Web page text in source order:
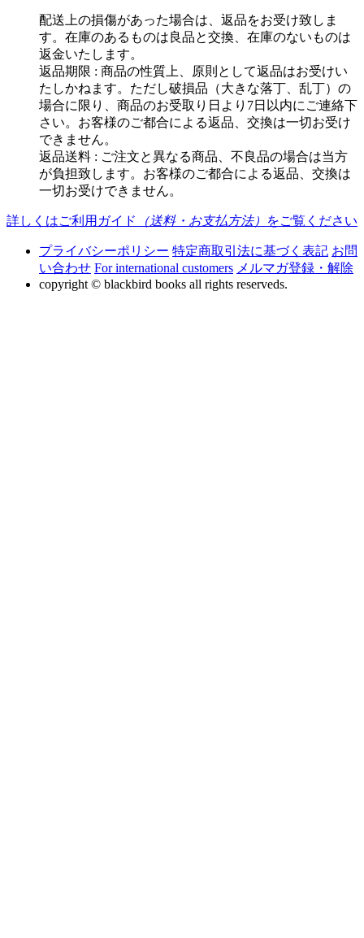
配送上の損傷があった場合は、返品をお受け致しま
す。在庫のあるものは良品と交換、在庫のないものは
返金いたします。
返品期限 : 商品の性質上、原則として返品はお受けい
たしかねます。ただし破損品（大きな落丁、乱丁）の
場合に限り、商品のお受取り日より7日以内にご連絡下
さい。お客様のご都合による返品、交換は一切お受け
できません。
返品送料 : ご注文と異なる商品、不良品の場合は当方
が負担致します。お客様のご都合による返品、交換は
一切お受けできません。
詳しくはご利用ガイド （送料・お支払方法） をご覧ください
プライバシーポリシー 特定商取引法に基づく表記 お問
い合わせ For international customers メルマガ登録・解除
copyright © blackbird books all rights reserveds.